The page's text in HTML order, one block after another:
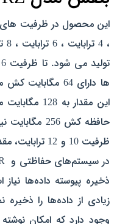
این مقدار
حافظه کش
ذخیره پیوسته‌ داده‌ها
وجود دارد که امکان